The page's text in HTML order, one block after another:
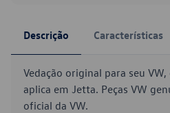
Descrição Características
Vedação original para seu
aplica em Jetta. Peças VW
oficial da VW.